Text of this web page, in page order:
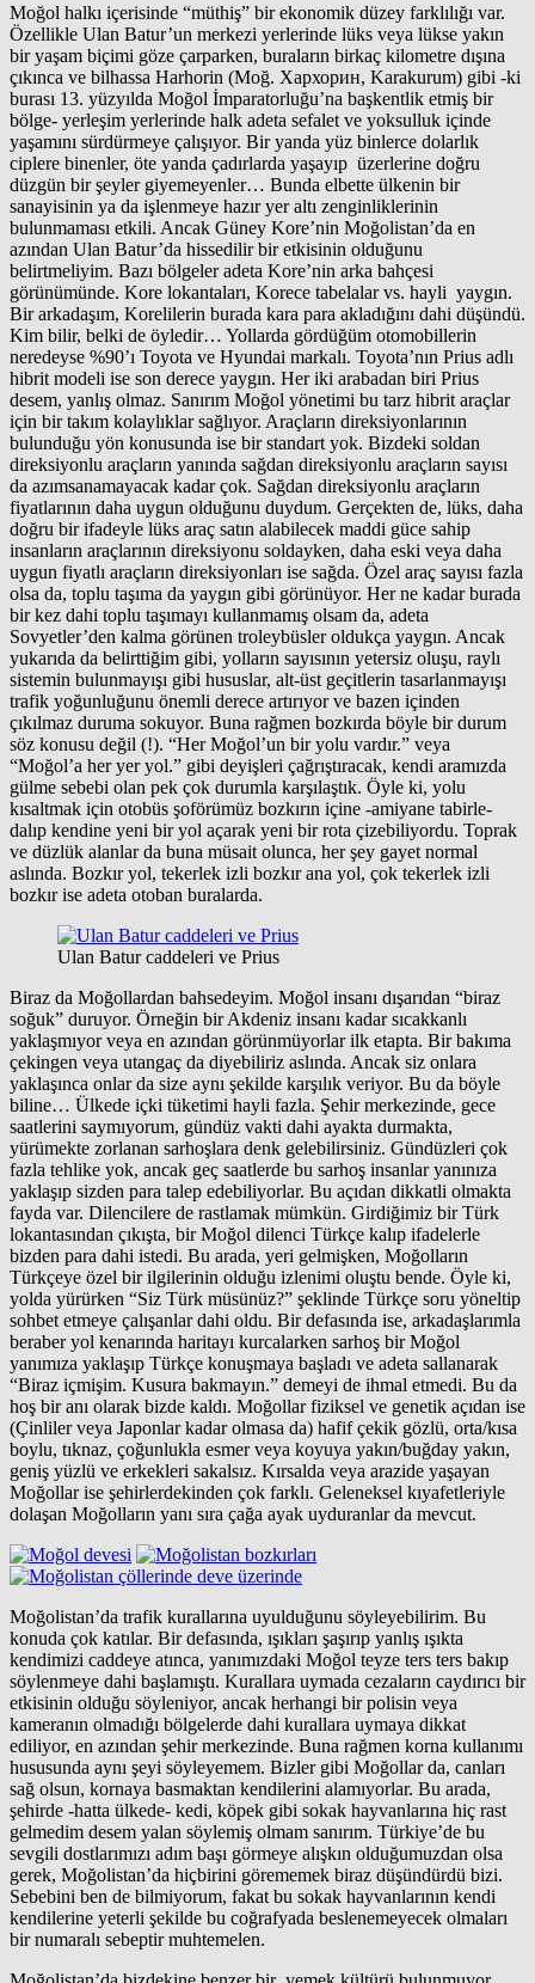
Moğol halkı içerisinde “müthiş” bir ekonomik düzey farklılığı var.
Özellikle Ulan Batur’un merkezi yerlerinde lüks veya lükse yakın
bir yaşam biçimi göze çarparken, buraların birkaç kilometre dışına
çıkınca ve bilhassa Harhorin (Moğ. Хархорин, Karakurum) gibi -ki
burası 13. yüzyılda Moğol İmparatorluğu’na başkentlik etmiş bir
bölge- yerleşim yerlerinde halk adeta sefalet ve yoksulluk içinde
yaşamını sürdürmeye çalışıyor. Bir yanda yüz binlerce dolarlık
ciplere binenler, öte yanda çadırlarda yaşayıp üzerlerine doğru
düzgün bir şeyler giyemeyenler… Bunda elbette ülkenin bir
sanayisinin ya da işlenmeye hazır yer altı zenginliklerinin
bulunmaması etkili. Ancak Güney Kore’nin Moğolistan’da en
azından Ulan Batur’da hissedilir bir etkisinin olduğunu
belirtmeliyim. Bazı bölgeler adeta Kore’nin arka bahçesi
görünümünde. Kore lokantaları, Korece tabelalar vs. hayli yaygın.
Bir arkadaşım, Korelilerin burada kara para akladığını dahi düşündü.
Kim bilir, belki de öyledir… Yollarda gördüğüm otomobillerin
neredeyse %90’ı Toyota ve Hyundai markalı. Toyota’nın Prius adlı
hibrit modeli ise son derece yaygın. Her iki arabadan biri Prius
desem, yanlış olmaz. Sanırım Moğol yönetimi bu tarz hibrit araçlar
için bir takım kolaylıklar sağlıyor. Araçların direksiyonlarının
bulunduğu yön konusunda ise bir standart yok. Bizdeki soldan
direksiyonlu araçların yanında sağdan direksiyonlu araçların sayısı
da azımsanamayacak kadar çok. Sağdan direksiyonlu araçların
fiyatlarının daha uygun olduğunu duydum. Gerçekten de, lüks, daha
doğru bir ifadeyle lüks araç satın alabilecek maddi güce sahip
insanların araçlarının direksiyonu soldayken, daha eski veya daha
uygun fiyatlı araçların direksiyonları ise sağda. Özel araç sayısı fazla
olsa da, toplu taşıma da yaygın gibi görünüyor. Her ne kadar burada
bir kez dahi toplu taşımayı kullanmamış olsam da, adeta
Sovyetler’den kalma görünen troleybüsler oldukça yaygın. Ancak
yukarıda da belirttiğim gibi, yolların sayısının yetersiz oluşu, raylı
sistemin bulunmayışı gibi hususlar, alt-üst geçitlerin tasarlanmayışı
trafik yoğunluğunu önemli derece artırıyor ve bazen içinden
çıkılmaz duruma sokuyor. Buna rağmen bozkırda böyle bir durum
söz konusu değil (!). “Her Moğol’un bir yolu vardır.” veya
“Moğol’a her yer yol.” gibi deyişleri çağrıştıracak, kendi aramızda
gülme sebebi olan pek çok durumla karşılaştık. Öyle ki, yolu
kısaltmak için otobüs şoförümüz bozkırın içine -amiyane tabirle-
dalıp kendine yeni bir yol açarak yeni bir rota çizebiliyordu. Toprak
ve düzlük alanlar da buna müsait olunca, her şey gayet normal
aslında. Bozkır yol, tekerlek izli bozkır ana yol, çok tekerlek izli
bozkır ise adeta otoban buralarda.
Ulan Batur caddeleri ve Prius
Biraz da Moğollardan bahsedeyim. Moğol insanı dışarıdan “biraz
soğuk” duruyor. Örneğin bir Akdeniz insanı kadar sıcakkanlı
yaklaşmıyor veya en azından görünmüyorlar ilk etapta. Bir bakıma
çekingen veya utangaç da diyebiliriz aslında. Ancak siz onlara
yaklaşınca onlar da size aynı şekilde karşılık veriyor. Bu da böyle
biline… Ülkede içki tüketimi hayli fazla. Şehir merkezinde, gece
saatlerini saymıyorum, gündüz vakti dahi ayakta durmakta,
yürümekte zorlanan sarhoşlara denk gelebilirsiniz. Gündüzleri çok
fazla tehlike yok, ancak geç saatlerde bu sarhoş insanlar yanınıza
yaklaşıp sizden para talep edebiliyorlar. Bu açıdan dikkatli olmakta
fayda var. Dilencilere de rastlamak mümkün. Girdiğimiz bir Türk
lokantasından çıkışta, bir Moğol dilenci Türkçe kalıp ifadelerle
bizden para dahi istedi. Bu arada, yeri gelmişken, Moğolların
Türkçeye özel bir ilgilerinin olduğu izlenimi oluştu bende. Öyle ki,
yolda yürürken “Siz Türk müsünüz?” şeklinde Türkçe soru yöneltip
sohbet etmeye çalışanlar dahi oldu. Bir defasında ise, arkadaşlarımla
beraber yol kenarında haritayı kurcalarken sarhoş bir Moğol
yanımıza yaklaşıp Türkçe konuşmaya başladı ve adeta sallanarak
“Biraz içmişim. Kusura bakmayın.” demeyi de ihmal etmedi. Bu da
hoş bir anı olarak bizde kaldı. Moğollar fiziksel ve genetik açıdan ise
(Çinliler veya Japonlar kadar olmasa da) hafif çekik gözlü, orta/kısa
boylu, tıknaz, çoğunlukla esmer veya koyuya yakın/buğday yakın,
geniş yüzlü ve erkekleri sakalsız. Kırsalda veya arazide yaşayan
Moğollar ise şehirlerdekinden çok farklı. Geleneksel kıyafetleriyle
dolaşan Moğolların yanı sıra çağa ayak uyduranlar da mevcut.
Moğolistan’da trafik kurallarına uyulduğunu söyleyebilirim. Bu
konuda çok katılar. Bir defasında, ışıkları şaşırıp yanlış ışıkta
kendimizi caddeye atınca, yanımızdaki Moğol teyze ters ters bakıp
söylenmeye dahi başlamıştı. Kurallara uymada cezaların caydırıcı bir
etkisinin olduğu söyleniyor, ancak herhangi bir polisin veya
kameranın olmadığı bölgelerde dahi kurallara uymaya dikkat
ediliyor, en azından şehir merkezinde. Buna rağmen korna kullanımı
hususunda aynı şeyi söyleyemem. Bizler gibi Moğollar da, canları
sağ olsun, kornaya basmaktan kendilerini alamıyorlar. Bu arada,
şehirde -hatta ülkede- kedi, köpek gibi sokak hayvanlarına hiç rast
gelmedim desem yalan söylemiş olmam sanırım. Türkiye’de bu
sevgili dostlarımızı adım başı görmeye alışkın olduğumuzdan olsa
gerek, Moğolistan’da hiçbirini görememek biraz düşündürdü bizi.
Sebebini ben de bilmiyorum, fakat bu sokak hayvanlarının kendi
kendilerine yeterli şekilde bu coğrafyada beslenemeyecek olmaları
bir numaralı sebeptir muhtemelen.